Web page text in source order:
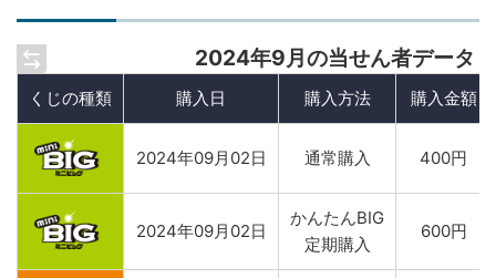
2024年9月の当せん者データ
くじの種類 購入日 購入方法 購入金額
2024年09月02日 通常購入 400円
2024年09月02日
かんたんBIG
定期購入
600円